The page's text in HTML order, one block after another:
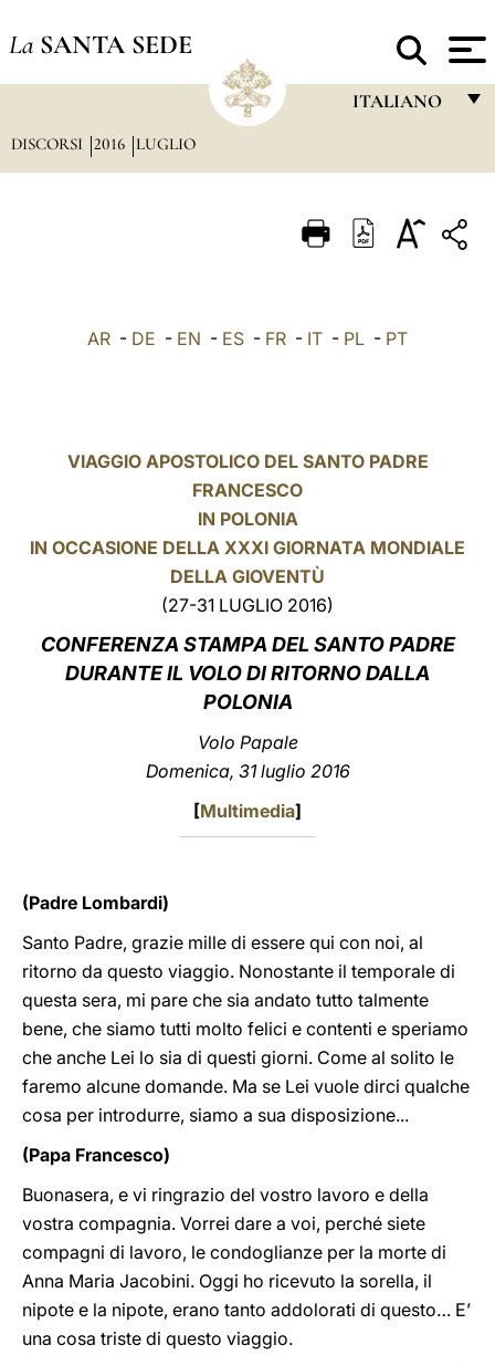
La SANTA SEDE
ITALIANO
ITALIANO
DISCORSI 2016 LUGLIO
AR - DE - EN - ES - FR - IT - PL - PT
VIAGGIO APOSTOLICO DEL SANTO PADRE
FRANCESCO
IN POLONIA
IN OCCASIONE DELLA XXXI GIORNATA MONDIALE
DELLA GIOVENTÙ
(27-31 LUGLIO 2016)
CONFERENZA STAMPA DEL SANTO PADRE
DURANTE IL VOLO DI RITORNO DALLA
POLONIA
Volo Papale
Domenica, 31 luglio 2016
[Multimedia]
(Padre Lombardi)
Santo Padre, grazie mille di essere qui con noi, al
ritorno da questo viaggio. Nonostante il temporale di
questa sera, mi pare che sia andato tutto talmente
bene, che siamo tutti molto felici e contenti e speriamo
che anche Lei lo sia di questi giorni. Come al solito le
faremo alcune domande. Ma se Lei vuole dirci qualche
cosa per introdurre, siamo a sua disposizione...
(Papa Francesco)
Buonasera, e vi ringrazio del vostro lavoro e della
vostra compagnia. Vorrei dare a voi, perché siete
compagni di lavoro, le condoglianze per la morte di
Anna Maria Jacobini. Oggi ho ricevuto la sorella, il
nipote e la nipote, erano tanto addolorati di questo… E’
una cosa triste di questo viaggio.